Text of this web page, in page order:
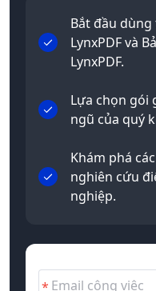
Bắt đầu
LynxPDF và
LynxPDF.
Lựa chọn gói
ngũ của quý
Khám phá
nghiên cứu
nghiệp.